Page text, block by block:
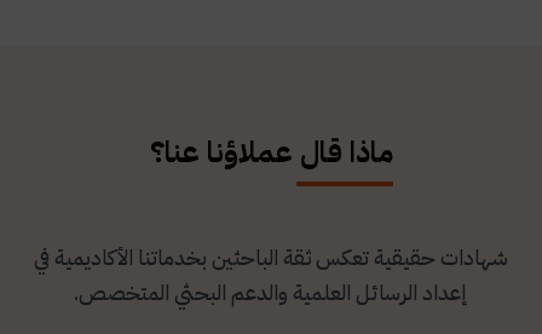
ماذا قال عملاؤنا عنا؟
شهادات حقيقية تعكس ثقة الباحثين بخدماتنا الأكاديمية في
إعداد الرسائل العلمية والدعم البحثي المتخصص.